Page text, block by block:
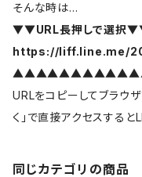
そんな時は…
▼▼URL長押しで選択
https://liff.line.me/
URLをコピーしてブラウ
く」で直接アクセスする
同じカテゴリの商品